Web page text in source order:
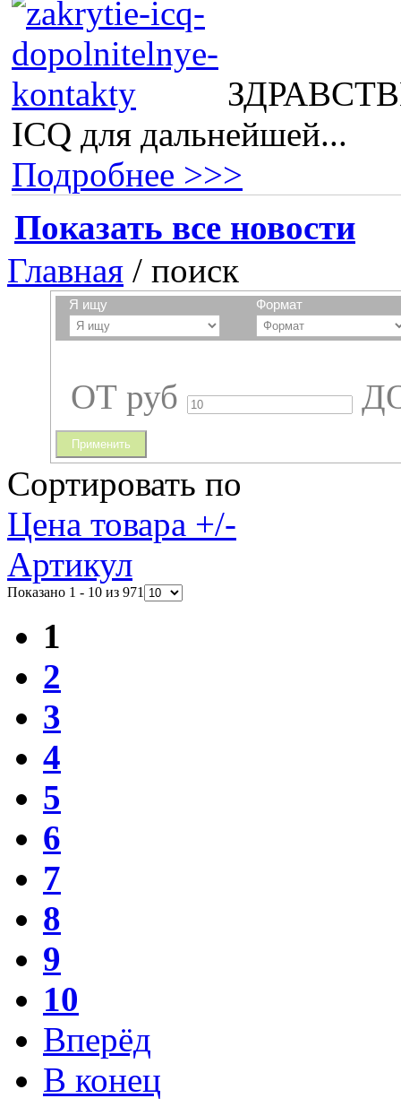
ICQ для дальнейшей...
Подробнее >>>
Показать все новости
Главная / поиск
Я ищу Формат
ОТ руб
Применить
Сортировать по
Цена товара +/-
Артикул
Показано 1 - 10 из 971
1
2
3
4
5
6
7
8
9
10
Вперёд
В конец